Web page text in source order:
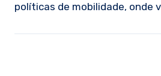
políticas de mobilidade, onde